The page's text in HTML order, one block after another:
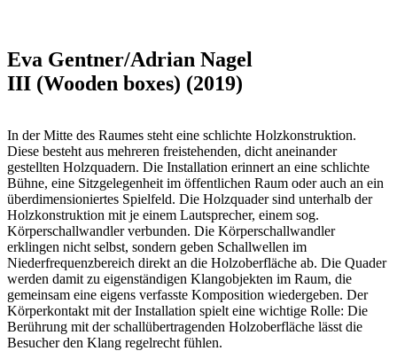
Eva Gentner/Adrian Nagel
III (Wooden boxes) (2019)
In der Mitte des Raumes steht eine schlichte Holzkonstruktion.
Diese besteht aus mehreren freistehenden, dicht aneinander
gestellten Holzquadern. Die Installation erinnert an eine schlichte
Bühne, eine Sitzgelegenheit im öffentlichen Raum oder auch an ein
überdimensioniertes Spielfeld. Die Holzquader sind unterhalb der
Holzkonstruktion mit je einem Lautsprecher, einem sog.
Körperschallwandler verbunden. Die Körperschallwandler
erklingen nicht selbst, sondern geben Schallwellen im
Niederfrequenzbereich direkt an die Holzoberfläche ab. Die Quader
werden damit zu eigenständigen Klangobjekten im Raum, die
gemeinsam eine eigens verfasste Komposition wiedergeben. Der
Körperkontakt mit der Installation spielt eine wichtige Rolle: Die
Berührung mit der schallübertragenden Holzoberfläche lässt die
Besucher den Klang regelrecht fühlen.